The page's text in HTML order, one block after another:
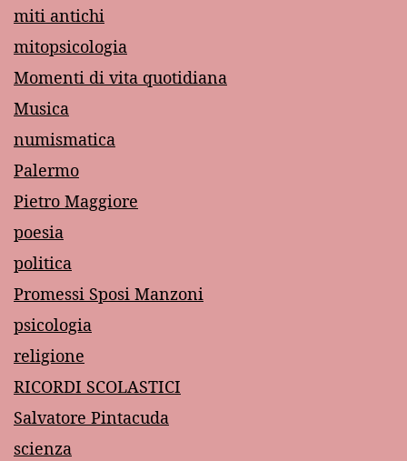
miti antichi
mitopsicologia
Momenti di vita quotidiana
Musica
numismatica
Palermo
Pietro Maggiore
poesia
politica
Promessi Sposi Manzoni
psicologia
religione
RICORDI SCOLASTICI
Salvatore Pintacuda
scienza